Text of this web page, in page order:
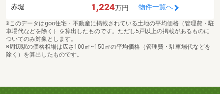
赤堀 1,224万円 物件一覧へ
※このデータはgoo住宅・不動産に掲載されている土地の平均価格（管理費・駐
車場代などを除く）を算出したものです。ただし5戸以上の掲載があるものに
ついてのみ対象とします。
※周辺駅の価格相場は広さ100㎡~150㎡の平均価格（管理費・駐車場代などを
除く）を算出したものです。